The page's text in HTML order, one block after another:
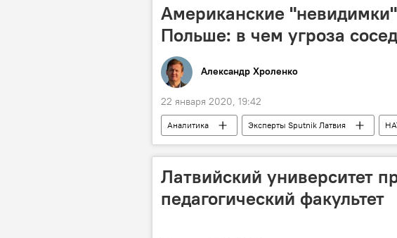
Американские
Польше: в чем угроза
Александр Хроленко
22 января 2020, 19:42
Аналитика Эксперты Sputnik Латвия
США
F-35 Новости Балтии
Латвийский университет
педагогический факультет